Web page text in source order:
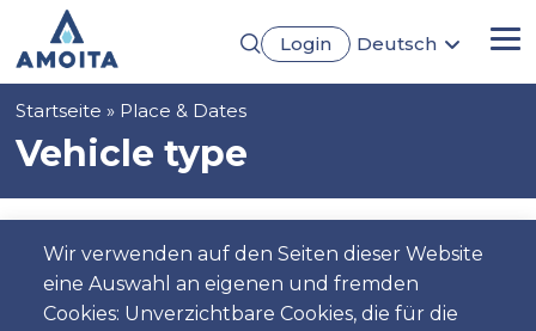
Inhalt
Login
Deutsch
Wir verwenden auf den Seiten dieser Website
eine Auswahl an eigenen und fremden
Cookies: Unverzichtbare Cookies, die für die
Pfadnavigation
Startseite Place & Dates
Vehicle type
Pickup
Standort